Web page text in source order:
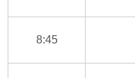
8:45